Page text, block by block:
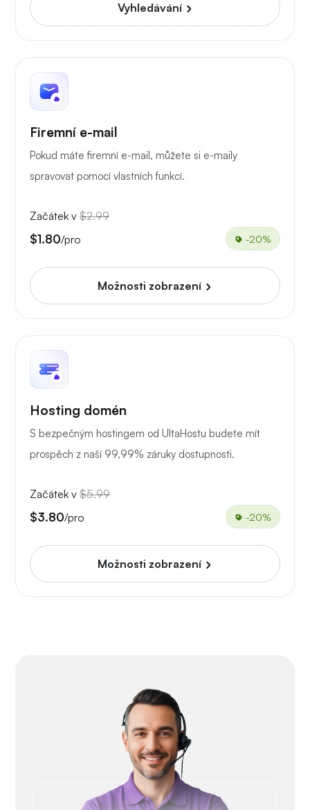
Vyhledávání
Firemní e-mail
Pokud máte firemní e-mail, můžete si e-maily
spravovat pomocí vlastních funkcí.
Začátek v $2.99
$1.80/pro -20%
Možnosti zobrazení
Hosting domén
S bezpečným hostingem od UltaHostu budete mít
prospěch z naší 99,99% záruky dostupnosti.
Začátek v $5.99
$3.80/pro -20%
Možnosti zobrazení